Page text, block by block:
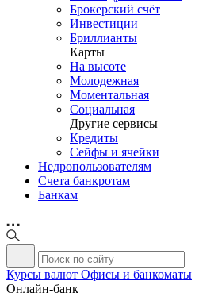
Брокерский счёт
Инвестиции
Бриллианты
Карты
На высоте
Молодежная
Моментальная
Социальная
Другие сервисы
Кредиты
Сейфы и ячейки
Недропользователям
Счета банкротам
Банкам
Курсы валют Офисы и банкоматы
Онлайн-банк